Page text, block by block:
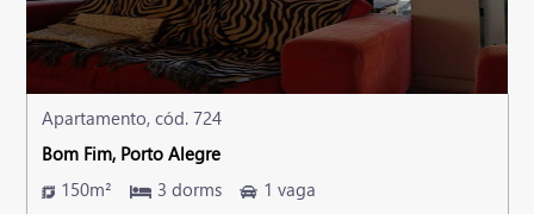
Apartamento, cód. 724
Bom Fim, Porto Alegre
150m²
3 dorms
1 vaga